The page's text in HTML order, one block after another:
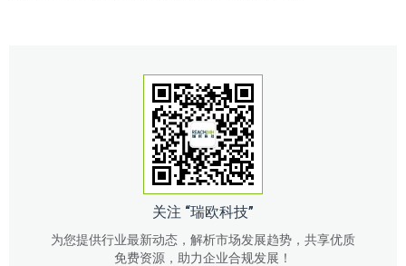
关注 “瑞欧科技”
为您提供行业最新动态，解析市场发展趋势，共享优质
免费资源，助力企业合规发展！